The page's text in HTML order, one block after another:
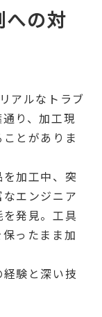
への対
アルなトラブ
り、加工現
とがありま
加工中、突
エンジニア
発見。工具
ったまま加
験と深い技